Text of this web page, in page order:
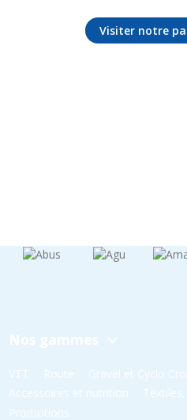
Visiter notre
Nos gammes
VTT Route Gravel et Cyclo
Accessoires et nutrition
Promotions